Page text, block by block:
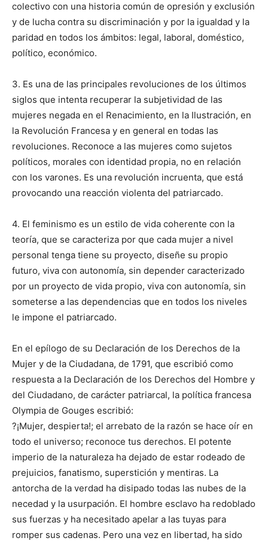
colectivo con una historia común de opresión y exclusión
y de lucha contra su discriminación y por la igualdad y la
paridad en todos los ámbitos: legal, laboral, doméstico,
político, económico.
3. Es una de las principales revoluciones de los últimos
siglos que intenta recuperar la subjetividad de las
mujeres negada en el Renacimiento, en la Ilustración, en
la Revolución Francesa y en general en todas las
revoluciones. Reconoce a las mujeres como sujetos
políticos, morales con identidad propia, no en relación
con los varones. Es una revolución incruenta, que está
provocando una reacción violenta del patriarcado.
4. El feminismo es un estilo de vida coherente con la
teoría, que se caracteriza por que cada mujer a nivel
personal tenga tiene su proyecto, diseñe su propio
futuro, viva con autonomía, sin depender caracterizado
por un proyecto de vida propio, viva con autonomía, sin
someterse a las dependencias que en todos los niveles
le impone el patriarcado.
En el epílogo de su Declaración de los Derechos de la
Mujer y de la Ciudadana, de 1791, que escribió como
respuesta a la Declaración de los Derechos del Hombre y
del Ciudadano, de carácter patriarcal, la política francesa
Olympia de Gouges escribió:
?¡Mujer, despierta!; el arrebato de la razón se hace oír en
todo el universo; reconoce tus derechos. El potente
imperio de la naturaleza ha dejado de estar rodeado de
prejuicios, fanatismo, superstición y mentiras. La
antorcha de la verdad ha disipado todas las nubes de la
necedad y la usurpación. El hombre esclavo ha redoblado
sus fuerzas y ha necesitado apelar a las tuyas para
romper sus cadenas. Pero una vez en libertad, ha sido